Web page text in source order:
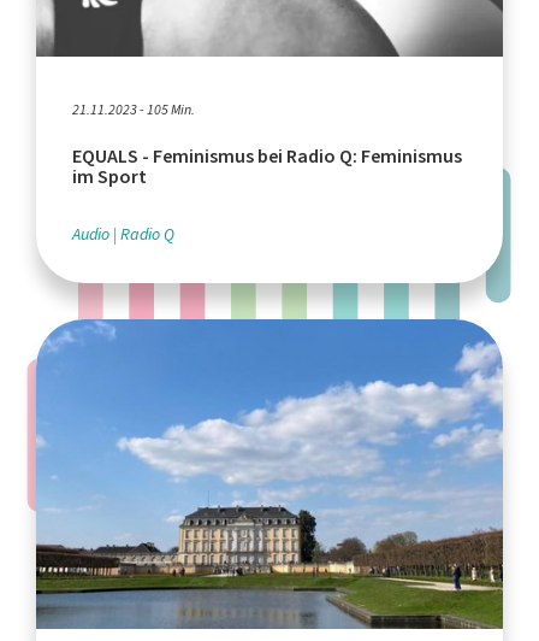
21.11.2023 - 105 Min.
EQUALS - Feminismus bei Radio Q: Feminismus
im Sport
Audio Radio Q